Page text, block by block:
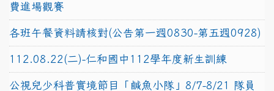
費進場觀賽
各班午餐資料請核對(公告第一週0830-第五週0928)
112.08.22(二)-仁和國中112學年度新生訓練
公視兒少科普實境節目「鹹魚小隊」8/7-8/21 隊員